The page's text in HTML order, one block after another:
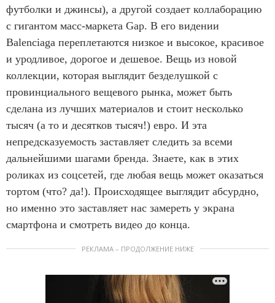
футболки и джинсы), а другой создает коллаборацию
с гигантом масс-маркета Gap. В его видении
Balenciaga переплетаются низкое и высокое, красивое
и уродливое, дорогое и дешевое. Вещь из новой
коллекции, которая выглядит безделушкой с
провинциального вещевого рынка, может быть
сделана из лучших материалов и стоит несколько
тысяч (а то и десятков тысяч!) евро. И эта
непредсказуемость заставляет следить за всеми
дальнейшими шагами бренда. Знаете, как в этих
роликах из соцсетей, где любая вещь может оказаться
тортом (что? да!). Происходящее выглядит абсурдно,
но именно это заставляет нас замереть у экрана
смартфона и смотреть видео до конца.
РЕКЛАМА – ПРОДОЛЖЕНИЕ НИЖЕ